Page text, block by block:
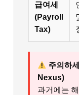
급여세
(Payroll
Tax)
주의하
Nexus)
과거에는